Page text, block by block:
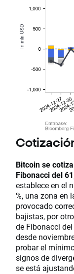
Bitcoin se
Fibonacci del
establece en el
%, una zona en
provocado
bajistas, por
de Fibonacci
desde
probar el
signos de
se está